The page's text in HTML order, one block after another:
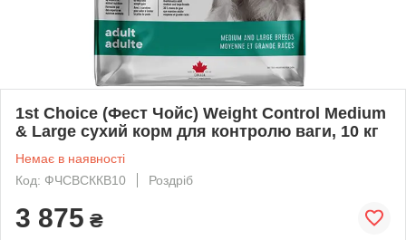
1st Choice (Фест Чойс) Weight Control Medium
& Large сухий корм для контролю ваги, 10 кг
Немає в наявності
Код: ФЧСВСККВ10
Роздріб
3 875 ₴